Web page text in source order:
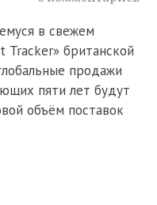
в свежем
Tracker» британской
продажи
пяти лет будут
объём поставок